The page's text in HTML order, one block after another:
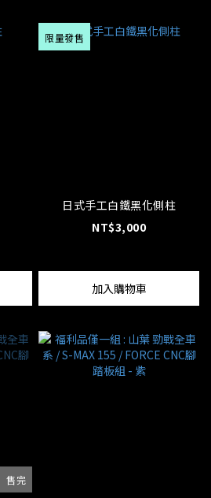
限量發售
日式手工白鐵黑化側柱
NT$3,000
加入購物車
售完